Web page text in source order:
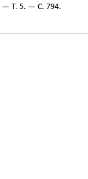
— Т. 5. — С. 794.